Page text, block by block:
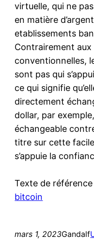
virtuelle, qui ne
en matière
etablissements
Contrairement aux
conventionnelles,
sont pas qui
ce qui signifie
directement
dollar, par
échangeable
titre sur cette
s’appuie la
Texte de
bitcoin
mars 1, 2023Gandalf